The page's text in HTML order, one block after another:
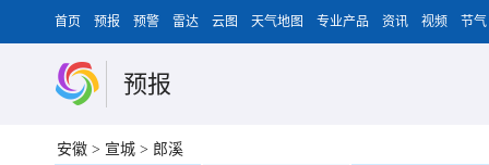
首页 预报 预警 雷达 云图 天气地图 专业产品 资讯 视频 节气
预报
安徽 > 宣城 > 郎溪